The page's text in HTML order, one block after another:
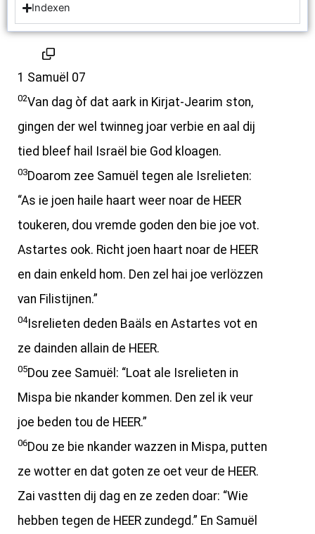
Indexen
1 Samuël 07
02Van dag òf dat aark in Kirjat-Jearim ston,
gingen der wel twinneg joar verbie en aal dij
tied bleef hail Israël bie God kloagen.
03Doarom zee Samuël tegen ale Isrelieten:
“As ie joen haile haart weer noar de HEER
toukeren, dou vremde goden den bie joe vot.
Astartes ook. Richt joen haart noar de HEER
en dain enkeld hom. Den zel hai joe verlözzen
van Filistijnen.”
04Isrelieten deden Baäls en Astartes vot en
ze dainden allain de HEER.
05Dou zee Samuël: “Loat ale Isrelieten in
Mispa bie nkander kommen. Den zel ik veur
joe beden tou de HEER.”
06Dou ze bie nkander wazzen in Mispa, putten
ze wotter en dat goten ze oet veur de HEER.
Zai vastten dij dag en ze zeden doar: “Wie
hebben tegen de HEER zundegd.” En Samuël